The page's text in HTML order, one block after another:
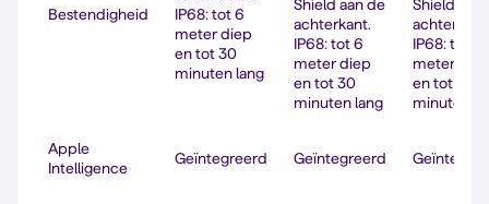
Bestendigheid
IP68: tot 6
meter diep
en tot 30
minuten lang
Shield aan de
achter­kant.
IP68: tot 6
meter diep
en tot 30
minuten lang
Shield aan
achter­kant.
IP68: tot 6
meter diep
en tot 30
minuten
Apple
Intelligence
Geïntegreerd Geïntegreerd